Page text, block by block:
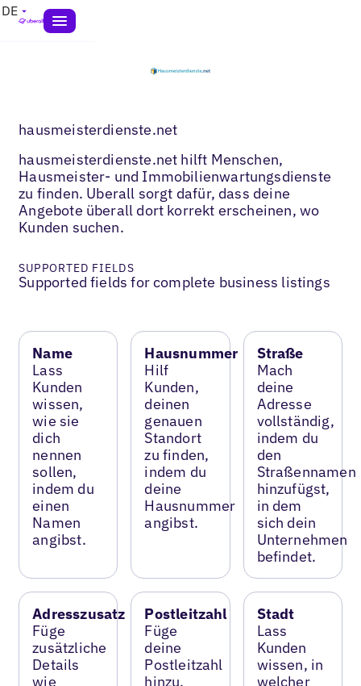
DE
hausmeisterdienste.net
hausmeisterdienste.net hilft Menschen,
Hausmeister- und Immobilienwartungsdienste
zu finden. Uberall sorgt dafür, dass deine
Angebote überall dort korrekt erscheinen, wo
Kunden suchen.
SUPPORTED FIELDS
Supported fields for complete business listings
Name
Lass
Kunden
wissen,
wie sie
dich
nennen
sollen,
indem du
einen
Namen
angibst.
Hausnummer
Hilf
Kunden,
deinen
genauen
Standort
zu finden,
indem du
deine
Hausnummer
angibst.
Straße
Mach
deine
Adresse
vollständig,
indem du
den
Straßennamen
hinzufügst,
in dem
sich dein
Unternehmen
befindet.
Adresszusatz
Füge
zusätzliche
Details
wie
Postleitzahl
Füge
deine
Postleitzahl
hinzu,
Stadt
Lass
Kunden
wissen, in
welcher